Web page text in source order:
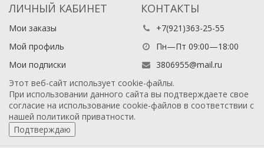
ЛИЧНЫЙ КАБИНЕТ
Мои заказы
Мой профиль
Мои подписки
КОНТАКТЫ
+7(921)363-25-55
Пн—Пт 09:00—18:00
3806955@mail.ru
Этот веб-сайт использует cookie-файлы.
При использовании данного сайта вы подтверждаете свое
согласие на использование cookie-файлов в соответствии с
нашей политикой приватности.
Подтверждаю